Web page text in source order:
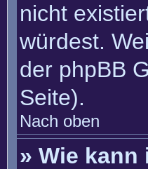
nicht
würdest.
der phpBB
Seite).
Nach oben
» Wie